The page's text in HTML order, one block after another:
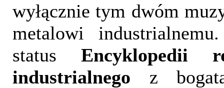
wyłącznie tym dwóm
metalowi
status Encyklopedii
industrialnego z